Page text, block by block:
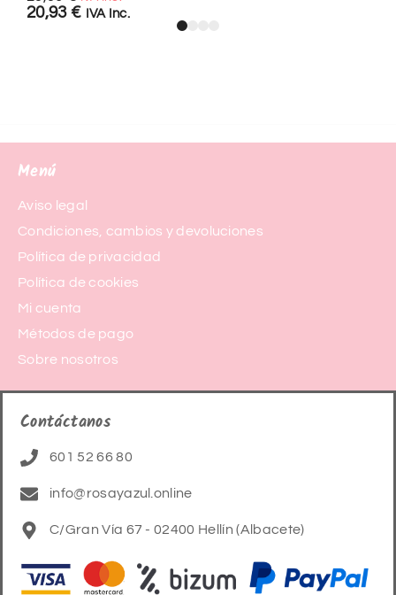
20,93 € IVA Inc.
Menú
Aviso legal
Condiciones, cambios y devoluciones
Política de privacidad
Política de cookies
Mi cuenta
Métodos de pago
Sobre nosotros
Contáctanos
601 52 66 80
info@rosayazul.online
C/Gran Vía 67 - 02400 Hellín (Albacete)